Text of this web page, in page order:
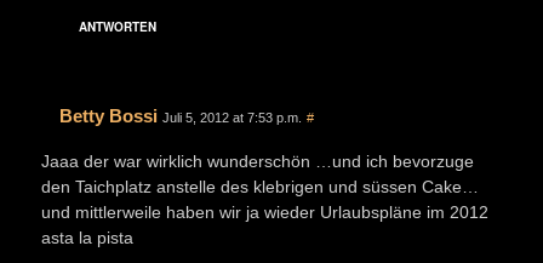
ANTWORTEN
Betty Bossi Juli 5, 2012 at 7:53 p.m. #
Jaaa der war wirklich wunderschön …und ich bevorzuge
den Taichplatz anstelle des klebrigen und süssen Cake…
und mittlerweile haben wir ja wieder Urlaubspläne im 2012
asta la pista